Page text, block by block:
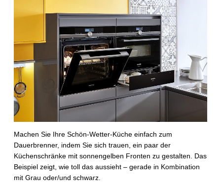
Machen Sie Ihre Schön-Wetter-Küche einfach zum
Dauerbrenner, indem Sie sich trauen, ein paar der
Küchenschränke mit sonnengelben Fronten zu gestalten. Das
Beispiel zeigt, wie toll das aussieht – gerade in Kombination
mit Grau oder/und schwarz.